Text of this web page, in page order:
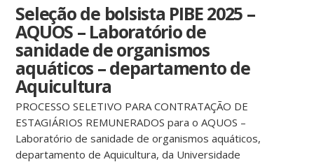
Seleção de bolsista PIBE 2025 –
AQUOS – Laboratório de
sanidade de organismos
aquáticos – departamento de
Aquicultura
PROCESSO SELETIVO PARA CONTRATAÇÃO DE
ESTAGIÁRIOS REMUNERADOS para o AQUOS –
Laboratório de sanidade de organismos aquáticos,
departamento de Aquicultura, da Universidade